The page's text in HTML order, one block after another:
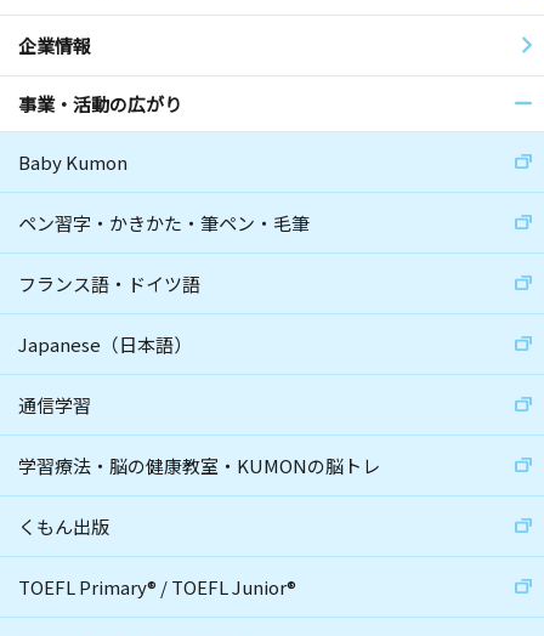
企業情報
事業・活動の広がり
Baby Kumon
ペン習字・かきかた・筆ペン・毛筆
フランス語・ドイツ語
Japanese（日本語）
通信学習
学習療法・脳の健康教室・KUMONの脳トレ
くもん出版
TOEFL Primary® /TOEFL Junior®